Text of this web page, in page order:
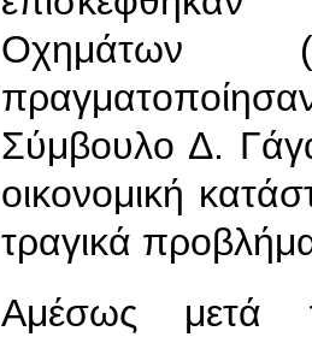
Σύμβουλο Δ.
οικονομική
τραγικά
Αμέσως μετά